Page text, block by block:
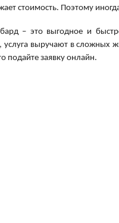
стоимость. Поэтому
– это выгодное и
услуга выручают в сложных
подайте заявку онлайн.